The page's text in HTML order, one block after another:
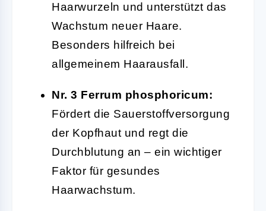
Haarwurzeln und unterstützt das
Wachstum neuer Haare.
Besonders hilfreich bei
allgemeinem Haarausfall.
Nr. 3 Ferrum phosphoricum:
Fördert die Sauerstoffversorgung
der Kopfhaut und regt die
Durchblutung an – ein wichtiger
Faktor für gesundes
Haarwachstum.